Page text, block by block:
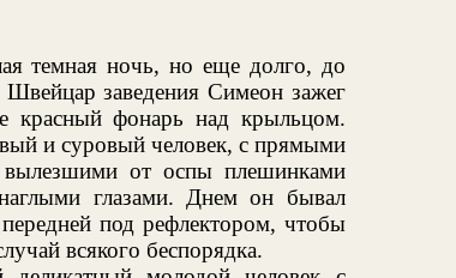
темная ночь, но еще долго, до
Швейцар заведения Симеон зажег
красный фонарь над крыльцом.
и суровый человек, с прямыми
от оспы плешинками
глазами. Днем он бывал
под рефлектором, чтобы
всякого беспорядка.